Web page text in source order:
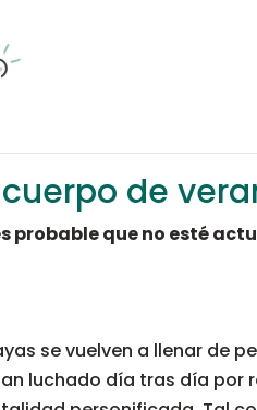
cuerpo de
probable que no esté
se vuelven a llenar de
luchado día tras día por